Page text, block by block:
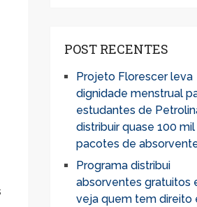
POST RECENTES
Projeto Florescer leva
dignidade menstrual
estudantes de
distribuir quase 100 mil
pacotes de
Programa distribui
absorventes gratuitos
veja quem tem direito